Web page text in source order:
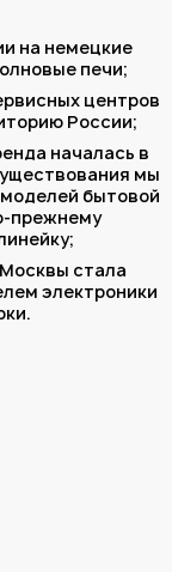
на немецкие
печи;
центров
России;
началась в
мы
бытовой
прежнему
стала
электроники